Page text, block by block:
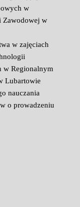
w
Zawodowej w
w zajęciach
w Regionalnym
Lubartowie
nauczania
o prowadzeniu